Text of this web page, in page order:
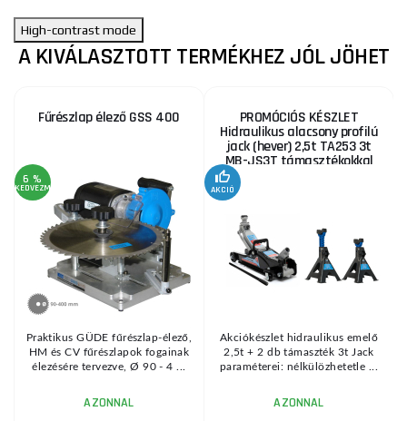
High-contrast mode
A KIVÁLASZTOTT TERMÉKHEZ JÓL JÖHET
Fűrészlap élező GSS 400
6 %
KEDVEZMÉNY
Praktikus GÜDE fűrészlap-élező,
HM és CV fűrészlapok fogainak
élezésére tervezve, Ø 90 - 4 ...
AZONNAL
PROMÓCIÓS KÉSZLET
Hidraulikus alacsony profilú
jack (hever) 2,5t TA253 3t
MB-JS3T támasztékokkal
AKCIÓ
Akciókészlet hidraulikus emelő
2,5t + 2 db támaszték 3t Jack
paraméterei: nélkülözhetetle ...
AZONNAL